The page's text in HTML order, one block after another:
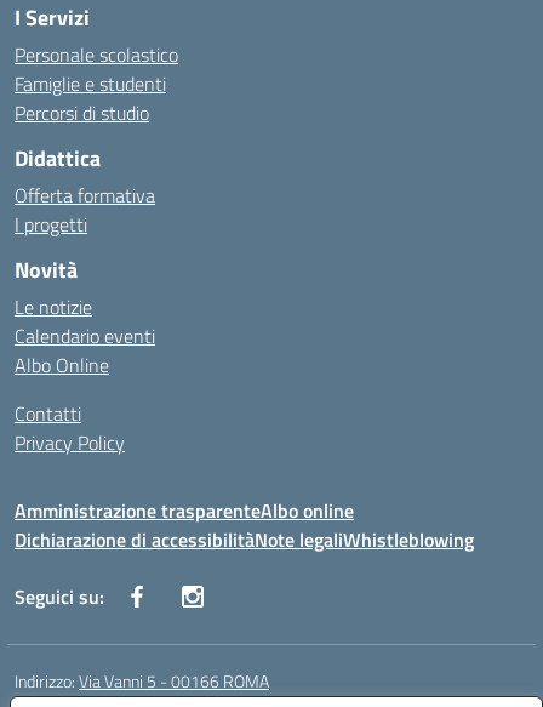
I Servizi
Personale scolastico
Famiglie e studenti
Percorsi di studio
Didattica
Offerta formativa
I progetti
Novità
Le notizie
Calendario eventi
Albo Online
Contatti
Privacy Policy
Amministrazione trasparenteAlbo online
Dichiarazione di accessibilitàNote legaliWhistleblowing
Seguici su:
Indirizzo:Via Vanni 5 - 00166 ROMA